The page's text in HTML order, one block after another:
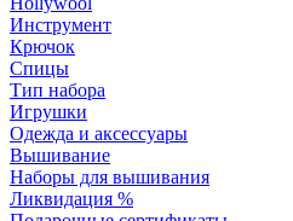
Инструмент
Крючок
Спицы
Тип набора
Игрушки
Одежда и аксессуары
Вышивание
Наборы для вышивания
Ликвидация %